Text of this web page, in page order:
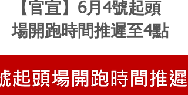
【官宣】6月4號起頭
場開跑時間推遲至4點